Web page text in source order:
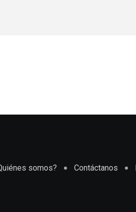
somos? Contáctanos